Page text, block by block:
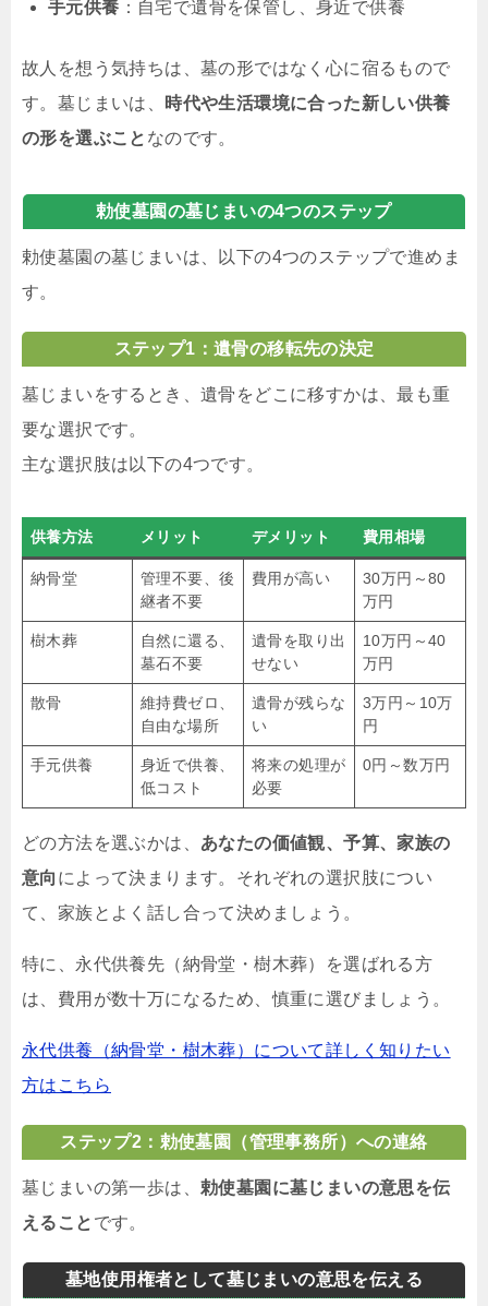
手元供養 ：自宅で遺骨を保管し、身近で供養
故人を想う気持ちは、墓の形ではなく心に宿るもので
す。墓じまいは、
時代や生活環境に合った新しい供養
の形を選ぶこと なのです。
勅使墓園の墓じまいの4つのステップ
勅使墓園の墓じまいは、以下の4つのステップで進めま
す。
ステップ1：遺骨の移転先の決定
墓じまいをするとき、遺骨をどこに移すかは、最も重
要な選択です。
主な選択肢は以下の4つです。
供養方法 メリット デメリット 費用相場
納骨堂
管理不要、後
継者不要
費用が高い
30万円～80
万円
樹木葬
自然に還る、
墓石不要
遺骨を取り出
せない
10万円～40
万円
散骨
維持費ゼロ、
自由な場所
遺骨が残らな
い
3万円～10万
円
手元供養
身近で供養、
低コスト
将来の処理が
必要
0円～数万円
どの方法を選ぶかは、 あなたの価値観、予算、家族の
意向 によって決まります。それぞれの選択肢につい
て、家族とよく話し合って決めましょう。
特に、永代供養先（納骨堂・樹木葬）を選ばれる方
は、費用が数十万になるため、慎重に選びましょう。
永代供養（納骨堂・樹木葬）について詳しく知りたい
方はこちら
ステップ2：勅使墓園（管理事務所）への連絡
墓じまいの第一歩は、 勅使墓園に墓じまいの意思を伝
えること です。
墓地使用権者として墓じまいの意思を伝える